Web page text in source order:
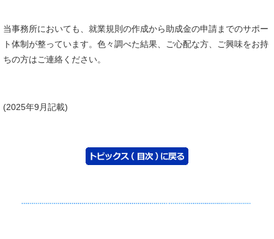
当事務所においても、就業規則の作成から助成金の申請までのサポー
ト体制が整っています。色々調べた結果、ご心配な方、ご興味をお持
ちの方はご連絡ください。
(2025年9月記載)